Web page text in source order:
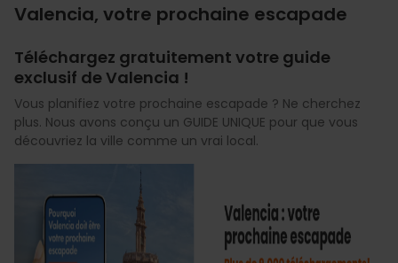
Valencia, votre prochaine escapade
Téléchargez gratuitement votre guide
exclusif de Valencia !
Vous planifiez votre prochaine escapade ? Ne cherchez
plus. Nous avons conçu un GUIDE UNIQUE pour que vous
découvriez la ville comme un vrai local.